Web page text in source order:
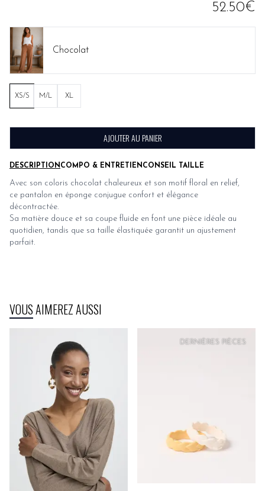
52.50€
DESCRIPTIONCOMPO & ENTRETIENCONSEIL TAILLE
Avec son coloris chocolat chaleureux et son motif floral en relief,
ce pantalon en éponge conjugue confort et élégance
décontractée.
Sa matière douce et sa coupe fluide en font une pièce idéale au
quotidien, tandis que sa taille élastiquée garantit un ajustement
parfait.
Chocolat
XS/S M/L XL
AJOUTER AU PANIER
VOUS AIMEREZ AUSSI
DERNIÈRES PIÈCES